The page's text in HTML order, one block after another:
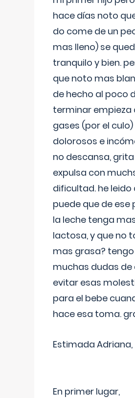
hace días noto
do come de un
mas lleno) se
tranquilo y bien.
que noto mas
de hecho al poco
terminar empieza
gases (por el
dolorosos e
no descansa, grita
expulsa con
dificultad. he leido
puede que de ese
la leche tenga
lactosa, y que no
mas grasa? tengo
muchas dudas de
evitar esas
para el bebe
hace esa toma.
Estimada Adriana,
En primer lugar,